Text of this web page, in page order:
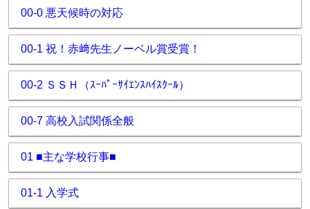
00-0 悪天候時の対応
00-1 祝！赤﨑先生ノーベル賞受賞！
00-2 ＳＳＨ（ｽｰﾊﾟｰｻｲｴﾝｽﾊｲｽｸｰﾙ）
00-7 高校入試関係全般
01 ■主な学校行事■
01-1 入学式